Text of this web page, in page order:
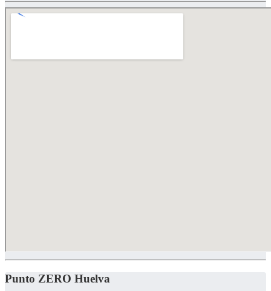
Punto ZERO Huelva